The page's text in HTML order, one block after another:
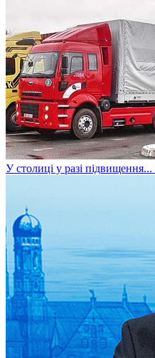
У столиці у разі підвищення...